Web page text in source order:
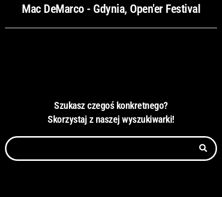
Mac DeMarco - Gdynia, Open'er Festival
Szukasz czegoś konkretnego?
Skorzystaj z naszej wyszukiwarki!
S
z